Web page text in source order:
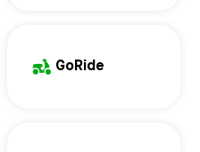
GoRide